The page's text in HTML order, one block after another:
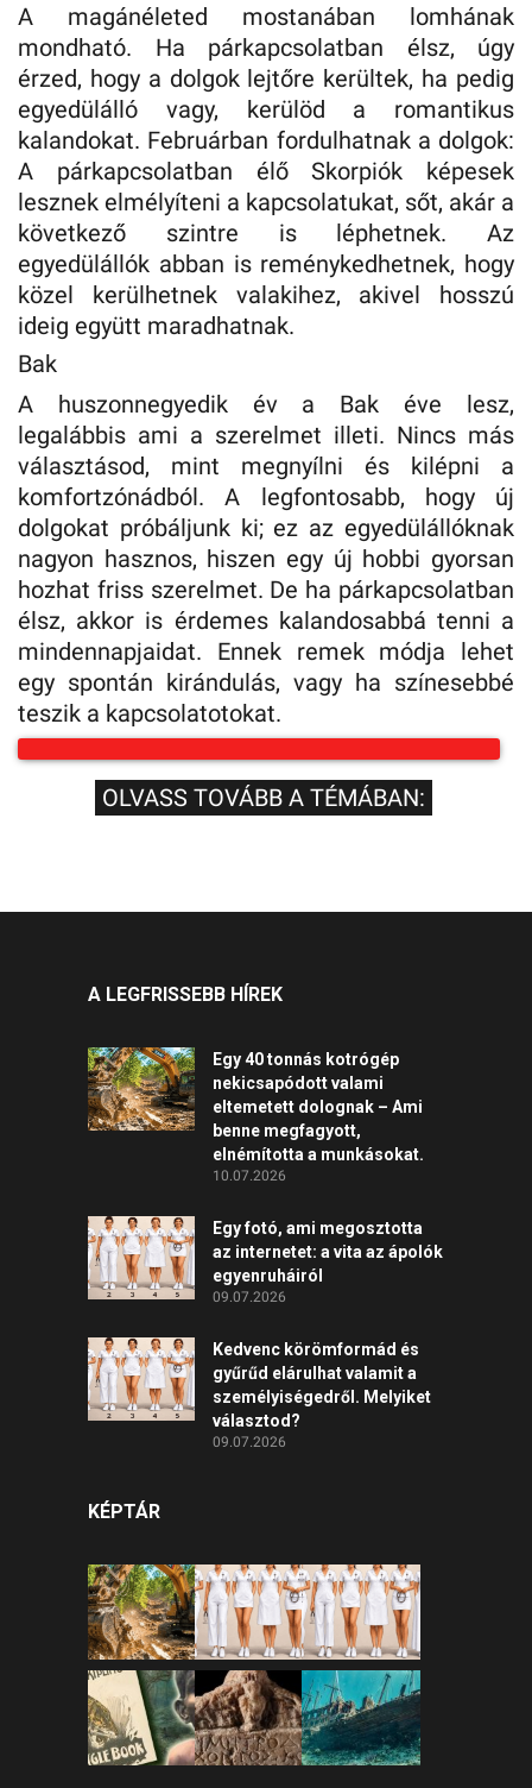
A magánéleted mostanában lomhának
mondható. Ha párkapcsolatban élsz, úgy
érzed, hogy a dolgok lejtőre kerültek, ha pedig
egyedülálló vagy, kerülöd a romantikus
kalandokat. Februárban fordulhatnak a dolgok:
A párkapcsolatban élő Skorpiók képesek
lesznek elmélyíteni a kapcsolatukat, sőt, akár a
következő szintre is léphetnek. Az
egyedülállók abban is reménykedhetnek, hogy
közel kerülhetnek valakihez, akivel hosszú
ideig együtt maradhatnak.
Bak
A huszonnegyedik év a Bak éve lesz,
legalábbis ami a szerelmet illeti. Nincs más
választásod, mint megnyílni és kilépni a
komfortzónádból. A legfontosabb, hogy új
dolgokat próbáljunk ki; ez az egyedülállóknak
nagyon hasznos, hiszen egy új hobbi gyorsan
hozhat friss szerelmet. De ha párkapcsolatban
élsz, akkor is érdemes kalandosabbá tenni a
mindennapjaidat. Ennek remek módja lehet
egy spontán kirándulás, vagy ha színesebbé
teszik a kapcsolatotokat.
OLVASS TOVÁBB A TÉMÁBAN:
A LEGFRISSEBB HÍREK
Egy 40 tonnás kotrógép
nekicsapódott valami
eltemetett dolognak – Ami
benne megfagyott,
elnémította a munkásokat.
10.07.2026
Egy fotó, ami megosztotta
az internetet: a vita az ápolók
egyenruháiról
09.07.2026
Kedvenc körömformád és
gyűrűd elárulhat valamit a
személyiségedről. Melyiket
választod?
09.07.2026
KÉPTÁR